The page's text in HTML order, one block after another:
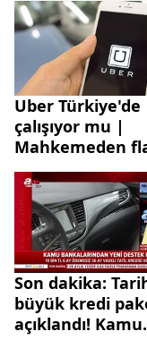
Uber Türkiye'de
çalışıyor mu |
Mahkemeden
karar!
Son dakika:
büyük kredi
açıklandı! Kamu